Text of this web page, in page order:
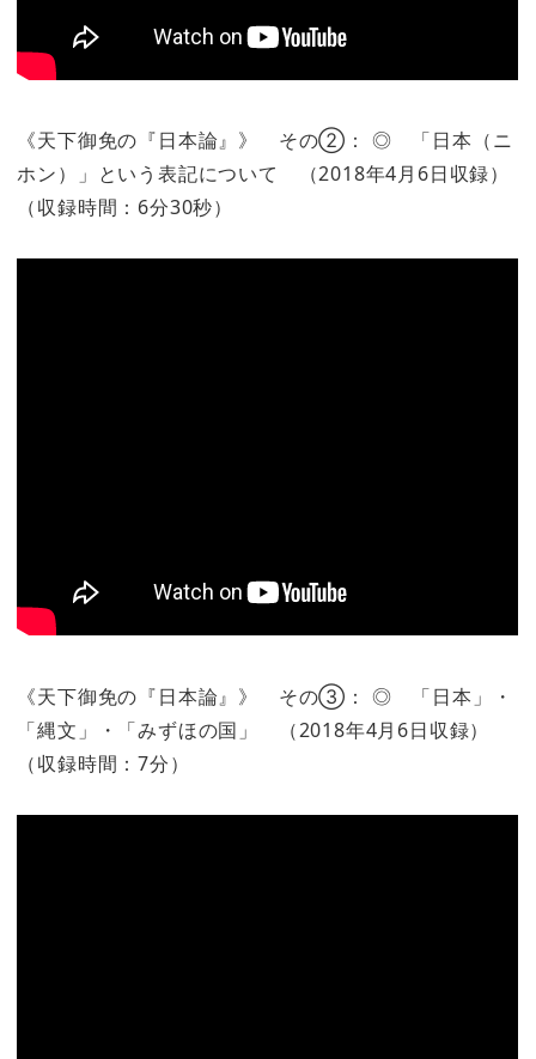
《天下御免の『日本論』》 その②： ◎ 「日本（ニ
ホン）」という表記について （2018年4月6日収録）
（収録時間：6分30秒）
《天下御免の『日本論』》 その③： ◎ 「日本」・
「縄文」・「みずほの国」 （2018年4月6日収録）
（収録時間：7分）